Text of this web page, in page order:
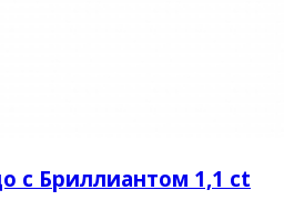
с Бриллиантом 1,1 ct